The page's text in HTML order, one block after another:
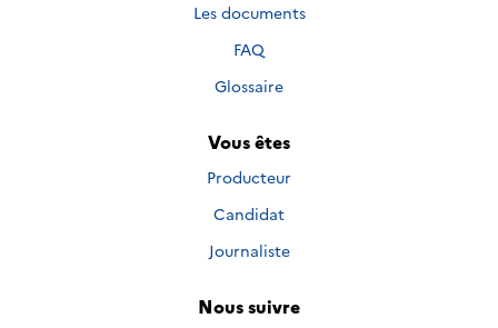
Les documents
FAQ
Glossaire
Vous êtes
Producteur
Candidat
Journaliste
Nous suivre